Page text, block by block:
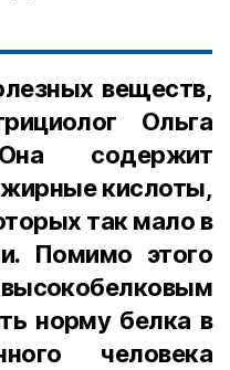
веществ,
Ольга
содержит
кислоты,
так мало в
Помимо этого
норму белка в
человека